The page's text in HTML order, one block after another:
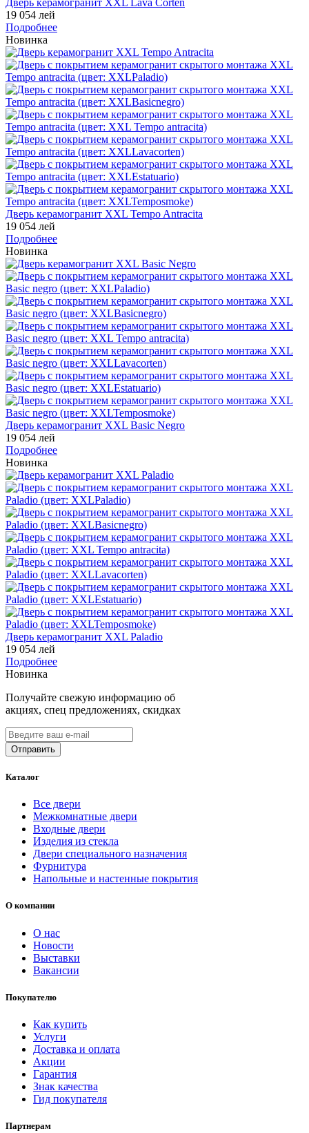
19 054 лей
Подробнее
Новинка
Дверь керамогранит XXL Tempo Antracita
19 054 лей
Подробнее
Новинка
Дверь керамогранит XXL Basic Negro
19 054 лей
Подробнее
Новинка
Дверь керамогранит XXL Paladio
19 054 лей
Подробнее
Новинка
Получайте свежую информацию об
акциях, спец предложениях, скидках
Каталог
Все двери
Межкомнатные двери
Входные двери
Изделия из стекла
Двери специального назначения
Фурнитура
Напольные и настенные покрытия
О компании
О нас
Новости
Выставки
Вакансии
Покупателю
Как купить
Услуги
Доставка и оплата
Акции
Гарантия
Знак качества
Гид покупателя
Партнерам